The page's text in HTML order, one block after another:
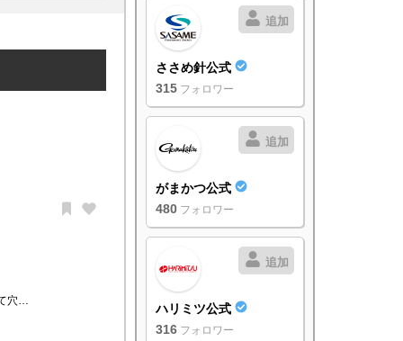
穴…
追加
ささめ針公式
315 フォロワー
追加
がまかつ公式
480 フォロワー
追加
ハリミツ公式
316 フォロワー